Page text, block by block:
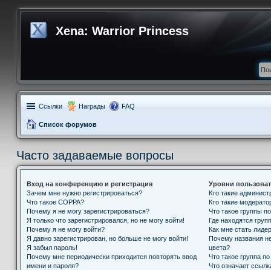
Xena: Warrior Princess
Ссылки Награды FAQ
Список форумов
Часто задаваемые вопросы
Вход на конференцию и регистрация
Зачем мне нужно регистрироваться?
Что такое COPPA?
Почему я не могу зарегистрироваться?
Я только что зарегистрировался, но не могу войти!
Почему я не могу войти?
Я давно зарегистрирован, но больше не могу войти!
Я забыл пароль!
Почему мне периодически приходится повторять ввод
имени и пароля?
Уровни
Кто такие
Кто такие
Что такое группы
Где находятся
Как мне стать
Почему названия
цвета?
Что такое группа
Что означает